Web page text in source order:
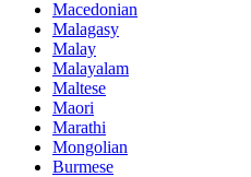
Macedonian
Malagasy
Malay
Malayalam
Maltese
Maori
Marathi
Mongolian
Burmese